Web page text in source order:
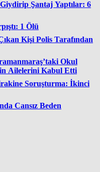
Şantaj Yaptılar: 6
1 Ölü
Kişi Polis Tarafından
Okul
Ailelerini Kabul Etti
Soruşturma: İkinci
Cansız Beden